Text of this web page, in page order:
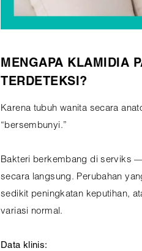
MENGAPA KLAMIDIA
TERDETEKSI?
Karena tubuh wanita secara
“bersembunyi.”
Bakteri berkembang di serviks
secara langsung. Perubahan
sedikit peningkatan keputihan,
variasi normal.
Data klinis: